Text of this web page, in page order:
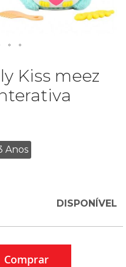
Kiss meez
Anos
DISPONÍVEL
Comprar